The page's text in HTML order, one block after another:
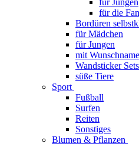
für Jungen
für die
Bordüren
für Mädchen
für Jungen
mit
Wandsticker Sets
süße Tiere
Sport
Fußball
Surfen
Reiten
Sonstiges
Blumen & Pflanzen